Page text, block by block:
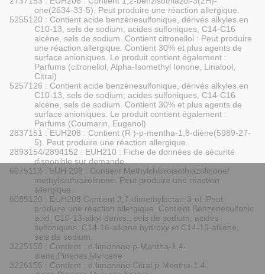
one(2634-33-5). Peut produire une réaction allergique.
5255120 : Contient acide benzènesulfonique, dérivés alkyles en
C10-13, sels de sodium; acides sulfoniques, C14-C16
alcène, sels de sodium. Contient citronellol : Peut produire
une réaction allergique. Contient 30% et plus agents de
surface anioniques. Le produit contient également :
Parfums (citronellol, Alpha-Isomethyl Ionone, Linalool,
Citral)
5257126 : Contient acide benzènesulfonique, dérivés alkyles en
C10-13, sels de sodium; acides sulfoniques, C14-C16
alcène, sels de sodium. Contient 30% et plus agents de
surface anioniques. Le produit contient également :
Parfums (Coumarin, Eugenol)
2837151 : EUH208 : Contient (R )-p-mentha-1,8-diène(5989-27-
5). Peut produire une réaction allergique.
2893154/2894152 : EUH210 : Fiche de données de sécurité
disponible sur demande
6075113 : EUH 208 : Contient Methylchloroisothiazolinone/
methylisothiazolinone. Peut produire une réaction
allergique.
6085120 : EUH208 Contient 3,7-dimethyloctan-3-ol. Peut
produire une réaction allergique. Contient Benzenesulfonic
acid, C10-13-alkyl derivs., sels de sodium, acides
sulfoniques, C14-16-alkane hydroxy et C14-16-alkene,
sels de sodium.
3225158 : Contient : d-limonene,p-Mentha-1,4-
diene,Pinenes,Myrcene
3226156 : Contient : d-limonene,Citral,p-Mentha-1,4-